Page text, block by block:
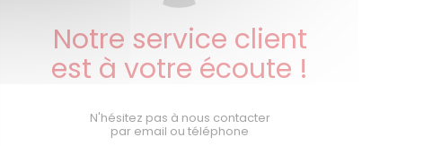
Notre service client
est à votre écoute !
N'hésitez pas à nous contacter
par email ou téléphone